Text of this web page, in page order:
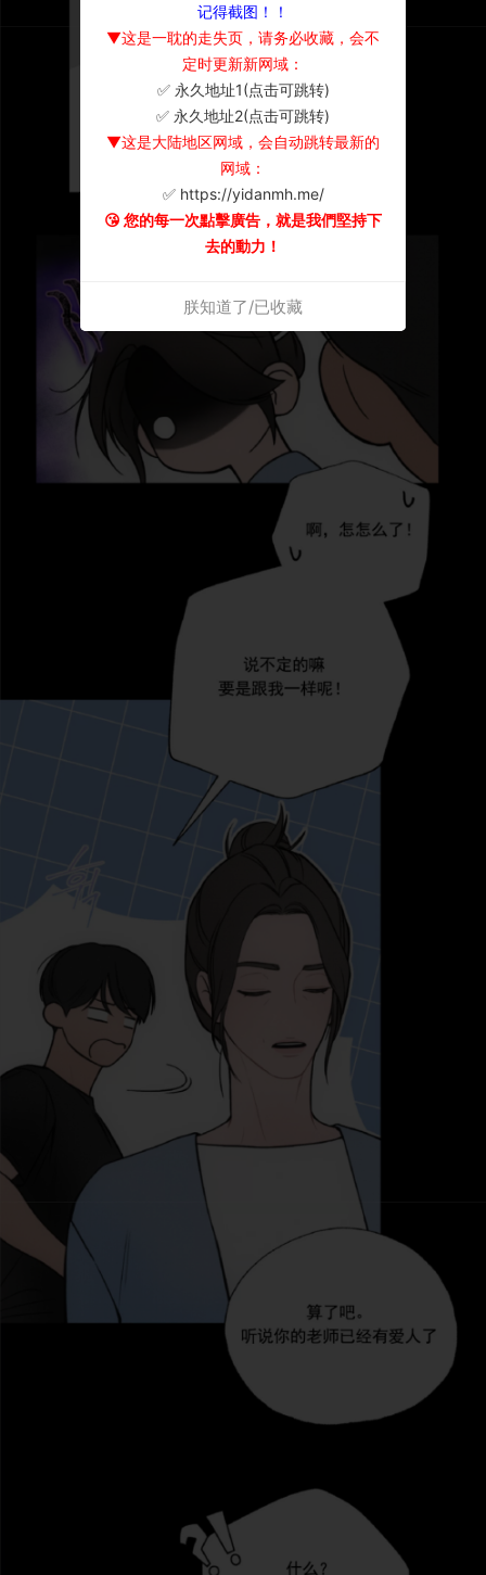
记得截图！！
▼这是一耽的走失页，请务必收藏，会不
定时更新新网域：
✅ 永久地址1(点击可跳转)
✅ 永久地址2(点击可跳转)
▼这是大陆地区网域，会自动跳转最新的
网域：
✅ https://yidanmh.me/
😘 您的每一次點擊廣告，就是我們堅持下
去的動力！
朕知道了/已收藏